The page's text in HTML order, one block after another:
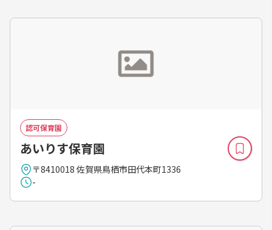
認可保育園
あいりす保育園
〒8410018 佐賀県鳥栖市田代本町1336
-